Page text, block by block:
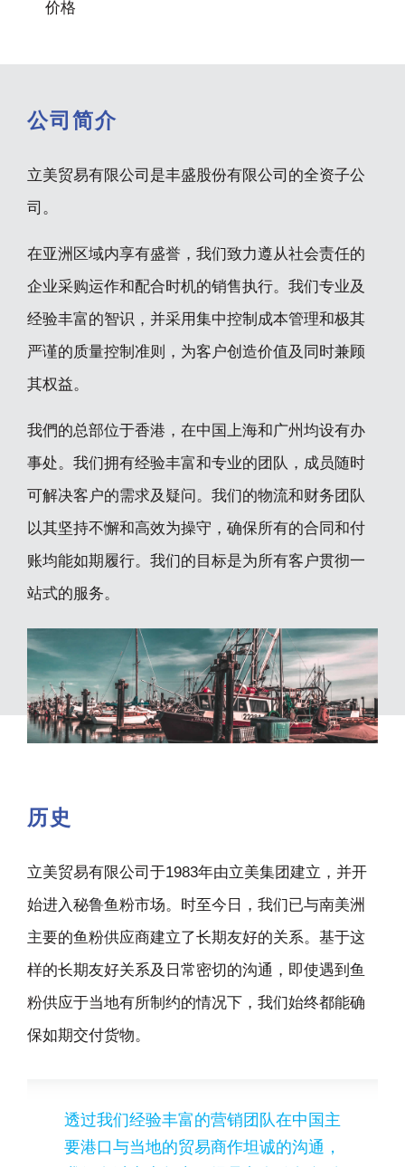
价格
公司简介
立美贸易有限公司是丰盛股份有限公司的全资子公
司。
在亚洲区域内享有盛誉，我们致力遵从社会责任的
企业采购运作和配合时机的销售执行。我们专业及
经验丰富的智识，并采用集中控制成本管理和极其
严谨的质量控制准则，为客户创造价值及同时兼顾
其权益。
我們的总部位于香港，在中国上海和广州均设有办
事处。我们拥有经验丰富和专业的团队，成员随时
可解决客户的需求及疑问。我们的物流和财务团队
以其坚持不懈和高效为操守，确保所有的合同和付
账均能如期履行。我们的目标是为所有客户贯彻一
站式的服务。
历史
立美贸易有限公司于1983年由立美集团建立，并开
始进入秘鲁鱼粉市场。时至今日，我们已与南美洲
主要的鱼粉供应商建立了长期友好的关系。基于这
样的长期友好关系及日常密切的沟通，即使遇到鱼
粉供应于当地有所制约的情况下，我们始终都能确
保如期交付货物。
透过我们经验丰富的营销团队在中国主
要港口与当地的贸易商作坦诚的沟通，